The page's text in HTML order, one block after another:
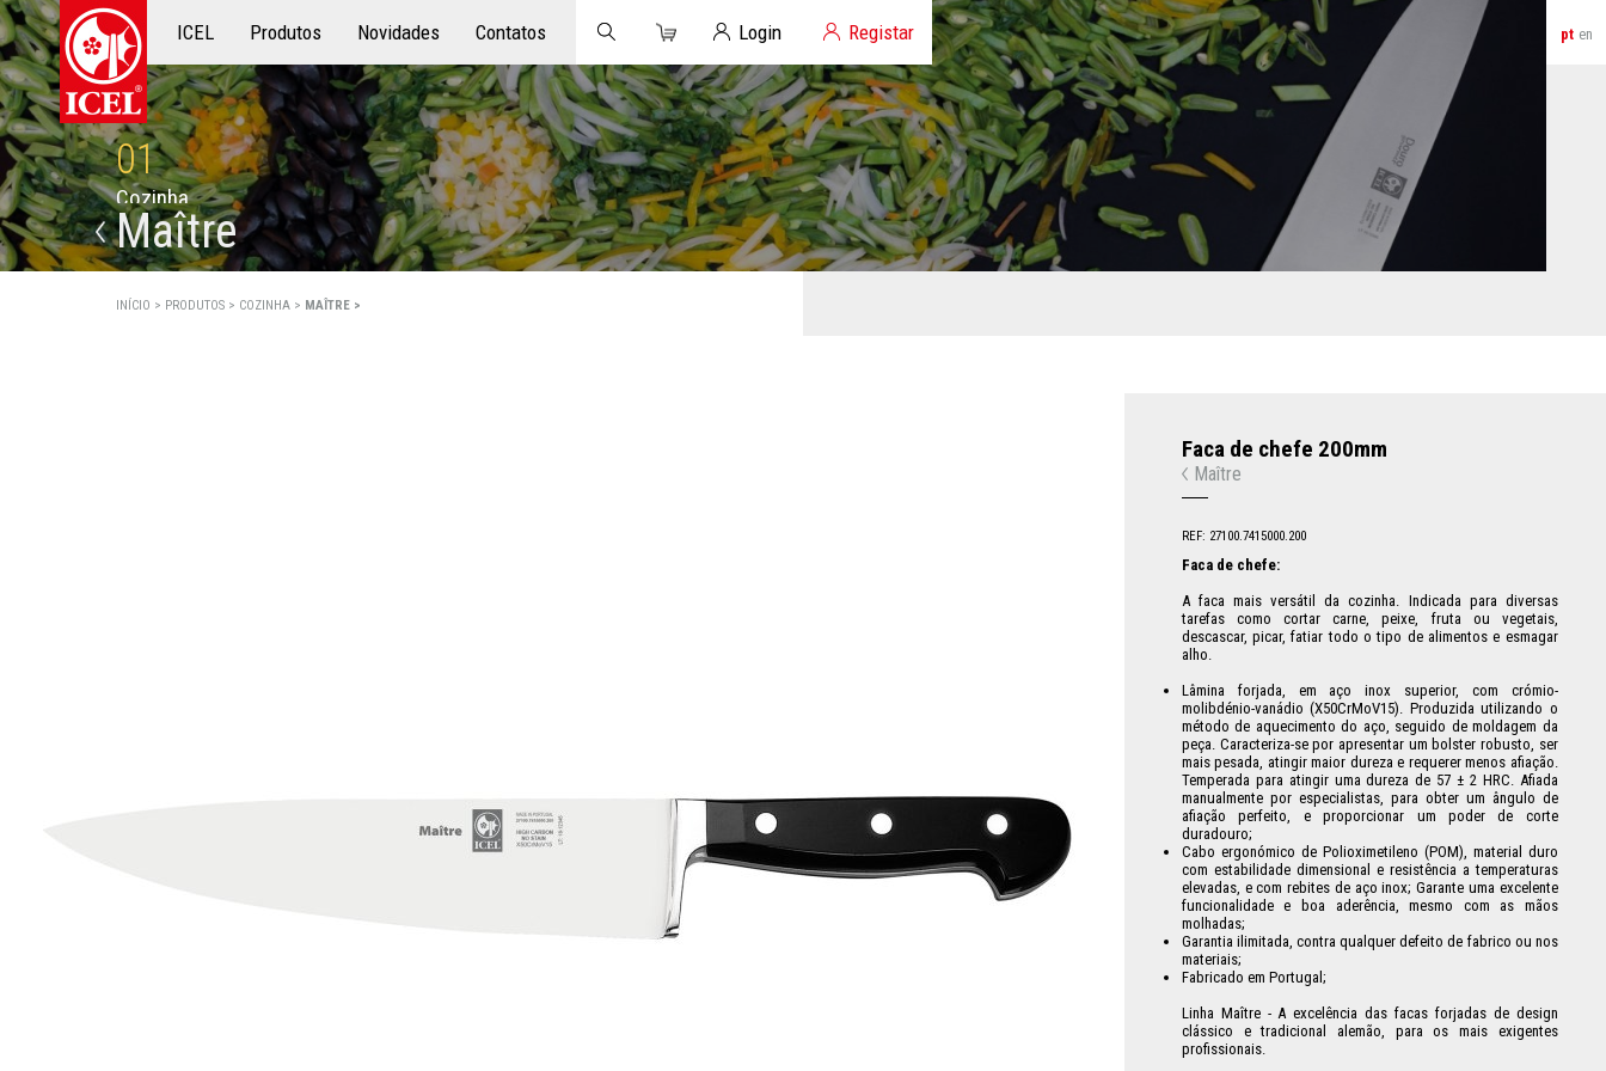
pt en
Produtos
ICEL Produtos Novidades Contatos CarrinhoLogin Login de Clientes
Registar
01
Cozinha
Maître
INÍCIO > PRODUTOS > COZINHA > MAÎTRE >
Faca de chefe 200mm
Maître
REF: 27100.7415000.200
Faca de chefe:
A faca mais versátil da cozinha. Indicada para diversas
tarefas como cortar carne, peixe, fruta ou vegetais,
descascar, picar, fatiar todo o tipo de alimentos e esmagar
alho.
Lâmina forjada, em aço inox superior, com crómio-
molibdénio-vanádio (X50CrMoV15). Produzida utilizando o
método de aquecimento do aço, seguido de moldagem da
peça. Caracteriza-se por apresentar um bolster robusto, ser
mais pesada, atingir maior dureza e requerer menos afiação.
Temperada para atingir uma dureza de 57 ± 2 HRC. Afiada
manualmente por especialistas, para obter um ângulo de
afiação perfeito, e proporcionar um poder de corte
duradouro;
Cabo ergonómico de Polioximetileno (POM), material duro
com estabilidade dimensional e resistência a temperaturas
elevadas, e com rebites de aço inox; Garante uma excelente
funcionalidade e boa aderência, mesmo com as mãos
molhadas;
Garantia ilimitada, contra qualquer defeito de fabrico ou nos
materiais;
Fabricado em Portugal;
Linha Maître - A excelência das facas forjadas de design
clássico e tradicional alemão, para os mais exigentes
profissionais.